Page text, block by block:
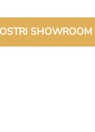
SHOWROOM